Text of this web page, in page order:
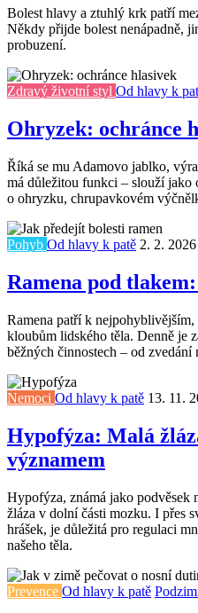
Bolest hlavy a ztuhlý krk patří
Někdy přijde bolest nenápadně,
probuzení.
Zdravý životní styl Od hlavy k
Ohryzek: ochránce
Říká se mu Adamovo jablko,
má důležitou funkci – slouží jako
o ohryzku, chrupavkovém
Pohyb Od hlavy k patě 2. 2. 2026
Ramena pod
Ramena patří k
kloubům lidského těla. Denně je
běžných činnostech – od zvedání
Nemoci Od hlavy k patě 13. 11.
Hypofýza: Malá
významem
Hypofýza, známá jako podvěsek
žláza v dolní části mozku. I přes
hrášek, je důležitá pro regulaci
našeho těla.
Prevence Od hlavy k patě